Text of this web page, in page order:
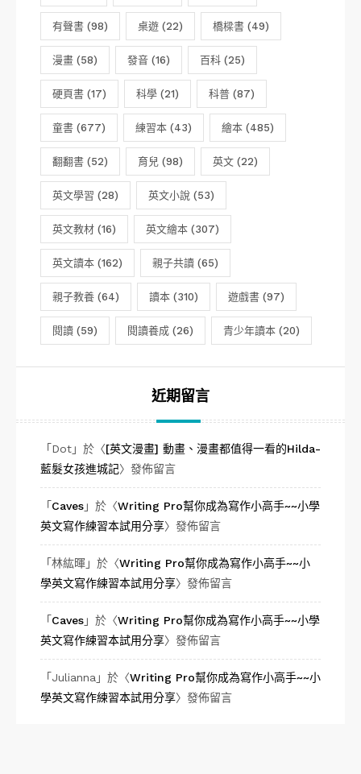
有聲書 (98) 桌遊 (22) 橋樑書 (49)
漫畫 (58) 發音 (16) 百科 (25)
硬頁書 (17) 科學 (21) 科普 (87)
童書 (677) 練習本 (43) 繪本 (485)
翻翻書 (52) 育兒 (98) 英文 (22)
英文學習 (28) 英文小說 (53)
英文教材 (16) 英文繪本 (307)
英文讀本 (162) 親子共讀 (65)
親子教養 (64) 讀本 (310) 遊戲書 (97)
閱讀 (59) 閱讀養成 (26) 青少年讀本 (20)
近期留言
「 Dot」於〈[英文漫畫] 動畫、漫畫都值得一看的Hilda-
藍髮女孩進城記〉發佈留言
「 Caves」於〈Writing Pro幫你成為寫作小高手~~小學
英文寫作練習本試用分享〉發佈留言
「林紘暉 」於〈Writing Pro幫你成為寫作小高手~~小
學英文寫作練習本試用分享〉發佈留言
「 Caves」於〈Writing Pro幫你成為寫作小高手~~小學
英文寫作練習本試用分享〉發佈留言
「 Julianna 」於〈Writing Pro幫你成為寫作小高手~~小
學英文寫作練習本試用分享〉發佈留言